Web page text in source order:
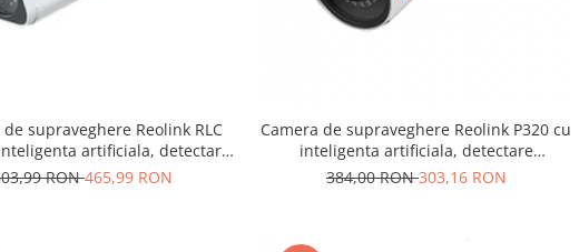
de supraveghere Reolink RLC
artificiala, detectare
Vehicul, rezolutie de 8MP (4K),
RON465,99 RON
Camera de supraveghere Reolink P320 cu
inteligenta artificiala, detectare
Persoana/Vehicul, rezolutie 5MP,
384,00 RON303,16 RON